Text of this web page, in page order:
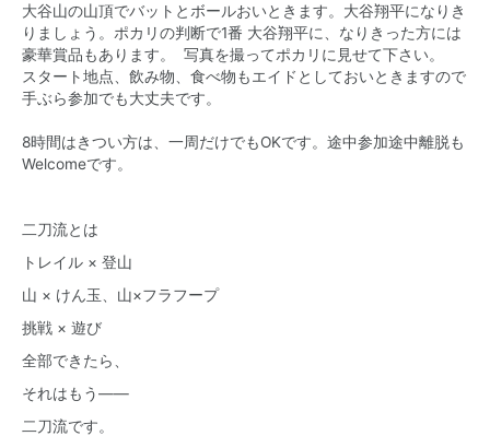
大谷山の山頂でバットとボールおいときます。大谷翔平になりき
りましょう。ポカリの判断で1番 大谷翔平に、なりきった方には
豪華賞品もあります。 写真を撮ってポカリに見せて下さい。
スタート地点、飲み物、食べ物もエイドとしておいときますので
手ぶら参加でも大丈夫です。
8時間はきつい方は、一周だけでもOKです。途中参加途中離脱も
Welcomeです。
二刀流とは
トレイル × 登山
山 × けん玉、山×フラフープ
挑戦 × 遊び
全部できたら、
それはもう——
二刀流です。